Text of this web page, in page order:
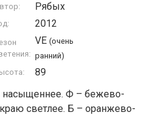
Рябых
2012
VE (очень
ранний)
89
насыщеннее. Ф – бежево-
светлее. Б – оранжево-